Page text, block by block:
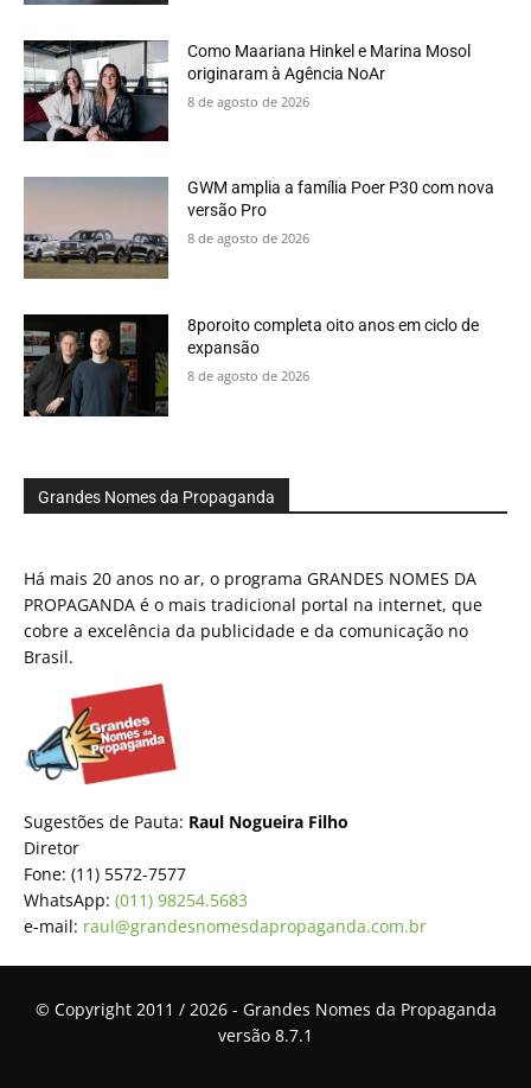
Como Maariana Hinkel e Marina Mosol
originaram à Agência NoAr
8 de agosto de 2026
GWM amplia a família Poer P30 com nova
versão Pro
8 de agosto de 2026
8poroito completa oito anos em ciclo de
expansão
8 de agosto de 2026
Grandes Nomes da Propaganda
Há mais 20 anos no ar, o programa GRANDES NOMES DA
PROPAGANDA é o mais tradicional portal na internet, que
cobre a excelência da publicidade e da comunicação no
Brasil.
Sugestões de Pauta: Raul Nogueira Filho
Diretor
Fone: (11) 5572-7577
WhatsApp: (011) 98254.5683
e-mail: raul@grandesnomesdapropaganda.com.br
© Copyright 2011 / 2026 - Grandes Nomes da Propaganda
versão 8.7.1